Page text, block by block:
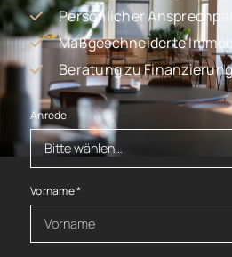
Persönlicher
Maßgeschneiderte
Beratung zu
Anrede
Vorname*